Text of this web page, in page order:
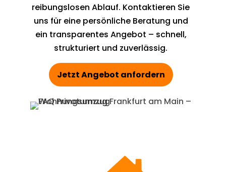
reibungslosen Ablauf. Kontaktieren Sie
uns für eine persönliche Beratung und
ein transparentes Angebot – schnell,
strukturiert und zuverlässig.
Jetzt Angebot anfordern